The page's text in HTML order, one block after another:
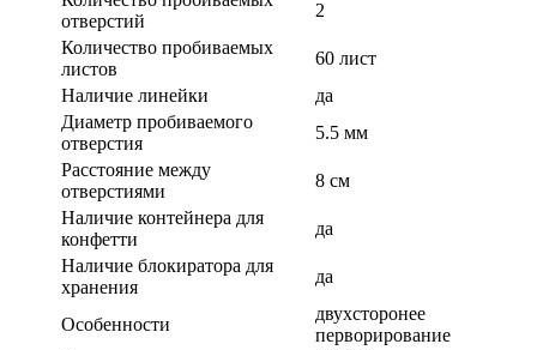
отверстий
2
Количество пробиваемых
листов
60 лист
Наличие линейки
да
Диаметр пробиваемого
отверстия
5.5 мм
Расстояние между
отверстиями
8 см
Наличие контейнера для
конфетти
да
Наличие блокиратора для
хранения
да
Особенности
двухсторонее
перворирование